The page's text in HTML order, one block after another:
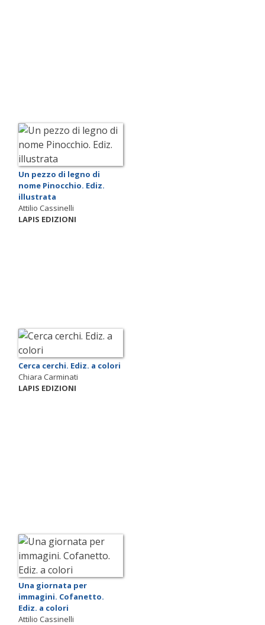
Un pezzo di legno di
nome Pinocchio. Ediz.
illustrata
Attilio Cassinelli
LAPIS EDIZIONI
Cerca cerchi. Ediz. a colori
Chiara Carminati
LAPIS EDIZIONI
Una giornata per
immagini. Cofanetto.
Ediz. a colori
Attilio Cassinelli